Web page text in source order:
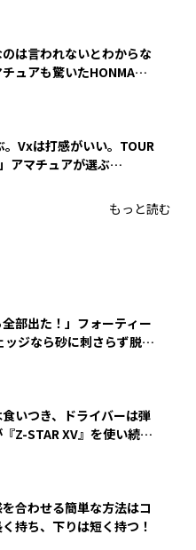
のは言われないとわからな
ュアも驚いたHONMA
。Vxは打感がいい。TOUR
アマチュアが選ぶ
もっと読む
全部出た！」フォーティー
ッジなら砂に刺さらず脱出
食いつき、ドライバーは弾
Z-STAR XV』を使い続け
合わせる簡単な方法はコ
持ち、下りは短く持つ！